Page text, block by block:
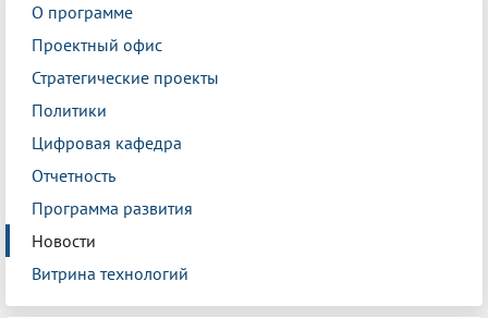
О программе
Проектный офис
Стратегические проекты
Политики
Цифровая кафедра
Отчетность
Программа развития
Новости
Витрина технологий